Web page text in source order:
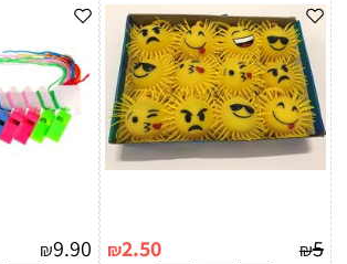
₪5
₪2.50
₪9.90